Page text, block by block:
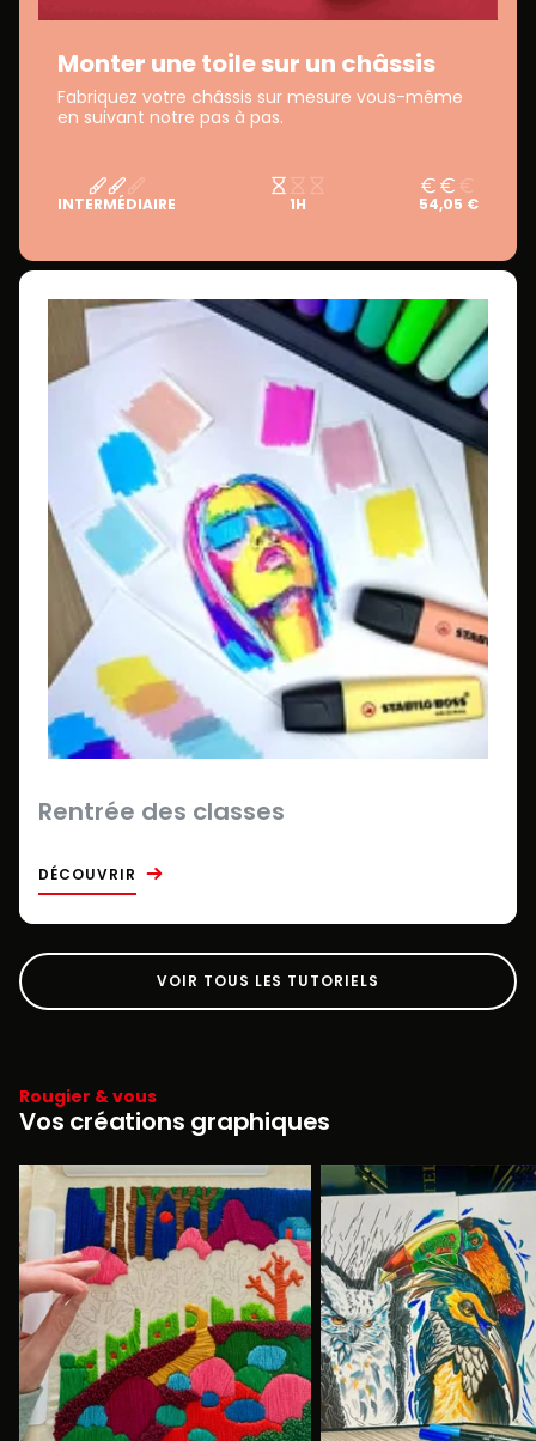
Monter une toile sur un châssis
Fabriquez votre châssis sur mesure vous-même
en suivant notre pas à pas.
INTERMÉDIAIRE 1H 54,05 €
Rentrée des classes
DÉCOUVRIR
VOIR TOUS LES TUTORIELS
Rougier & vous
Vos créations graphiques